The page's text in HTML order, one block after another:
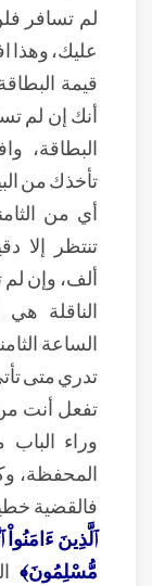
لم تسافر
عليك، وهذا
قيمة
أنك إن لم
البطاقة،
تأخذك من
أي من
تنتظر إلا
ألف، وإن لم
الناقلة
الساعة
تدري متى
تفعل أنت
وراء
المحفظة،
فالقضية
ٱلَّذِينَ ءَامَنُواْ
مُّسْلِمُونَ﴾